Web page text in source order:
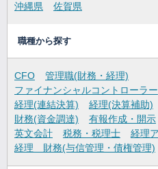
沖縄県
佐賀県
職種から探す
CFO
管理職(財務・経理)
ファイナンシャルコントローラー
経理(連結決算)
経理(決算補助)
財務(資金調達)
有報作成・開示
英文会計
税務・税理士 経理
経理 財務(与信管理・債権管理)